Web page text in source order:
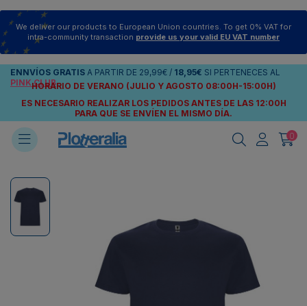
We deliver our products to European Union countries. To get 0% VAT for
intra-community transaction provide us your valid EU VAT number
ENNVÍOS GRATIS A PARTIR DE 29,99€ / 18,95€ SI PERTENECES AL
PINK CLUB
HORARIO DE VERANO (JULIO Y AGOSTO 08:00H-15:00H)
ES NECESARIO REALIZAR LOS PEDIDOS ANTES DE LAS 12:00H
PARA QUE SE ENVÍEN EL MISMO DÍA.
0